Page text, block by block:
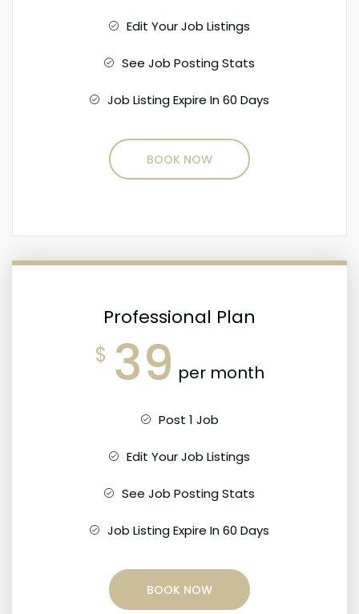
Edit Your Job Listings
See Job Posting Stats
Job Listing Expire In 60 Days
BOOK NOW
Professional Plan
$ 39 per month
Post 1 Job
Edit Your Job Listings
See Job Posting Stats
Job Listing Expire In 60 Days
BOOK NOW